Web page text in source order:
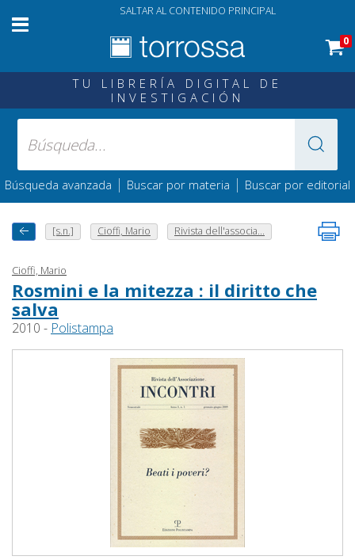
SALTAR AL CONTENIDO PRINCIPAL
0
TU LIBRERÍA DIGITAL DE
INVESTIGACIÓN
Búsqueda avanzada | Buscar por materia | Buscar por editorial
[s.n.] Cioffi, Mario Rivista dell'associa...
Cioffi, Mario
Rosmini e la mitezza : il diritto che
salva
2010 - Polistampa